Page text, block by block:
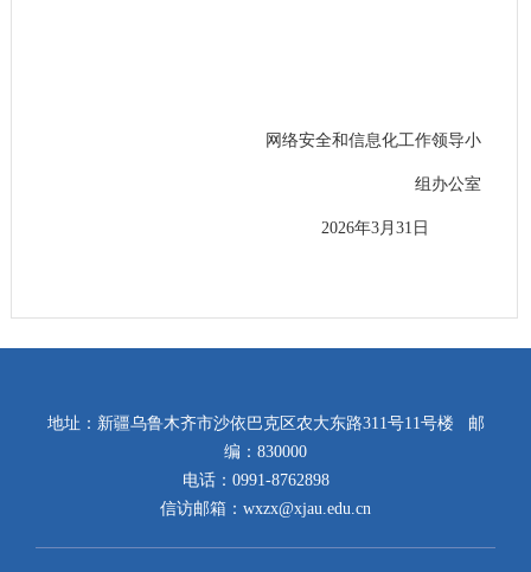
网络安全和信息化工作领导小
组 办公室
2026年3月31日
地址：新疆乌鲁木齐市沙依巴克区农大东路311号11号楼 邮
编：830000
电话：0991-8762898
信访邮箱：wxzx@xjau.edu.cn